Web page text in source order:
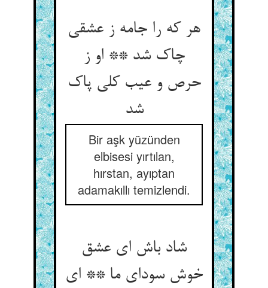
هر که را جامه ز عشقی
چاک شد ** او ز
حرص و عیب کلی پاک
شد
Bir aşk yüzünden
elbisesi yırtılan,
hırstan, ayıptan
adamakıllı temizlendi.
شاد باش ای عشق
خوش سودای ما ** ای